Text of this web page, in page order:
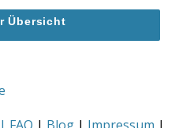
Übersicht